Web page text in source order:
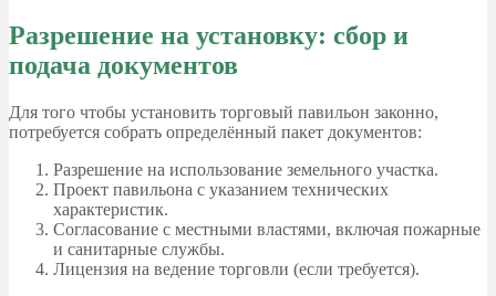
Разрешение на установку: сбор и
подача документов
Для того чтобы установить торговый павильон законно,
потребуется собрать определённый пакет документов:
Разрешение на использование земельного участка.
Проект павильона с указанием технических
характеристик.
Согласование с местными властями, включая пожарные
и санитарные службы.
Лицензия на ведение торговли (если требуется).